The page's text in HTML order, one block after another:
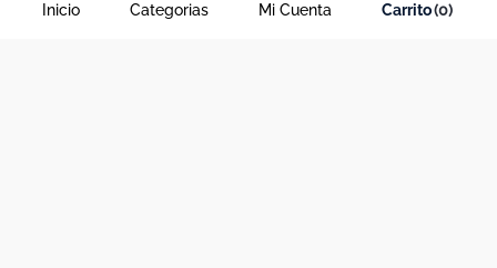
Inicio Categorias Mi Cuenta 0